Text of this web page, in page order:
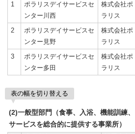
1
ポラリスデイサービスセ
ンター川西
株式会社ポ
ラリス
2
ポラリスデイサービスセ
ンター見野
株式会社ポ
ラリス
3
ポラリスデイサービスセ
ンター多田
株式会社ポ
ラリス
表の幅を切り替える
(2)一般型部門（食事、入浴、機能訓練
サービスを総合的に提供する事業所）